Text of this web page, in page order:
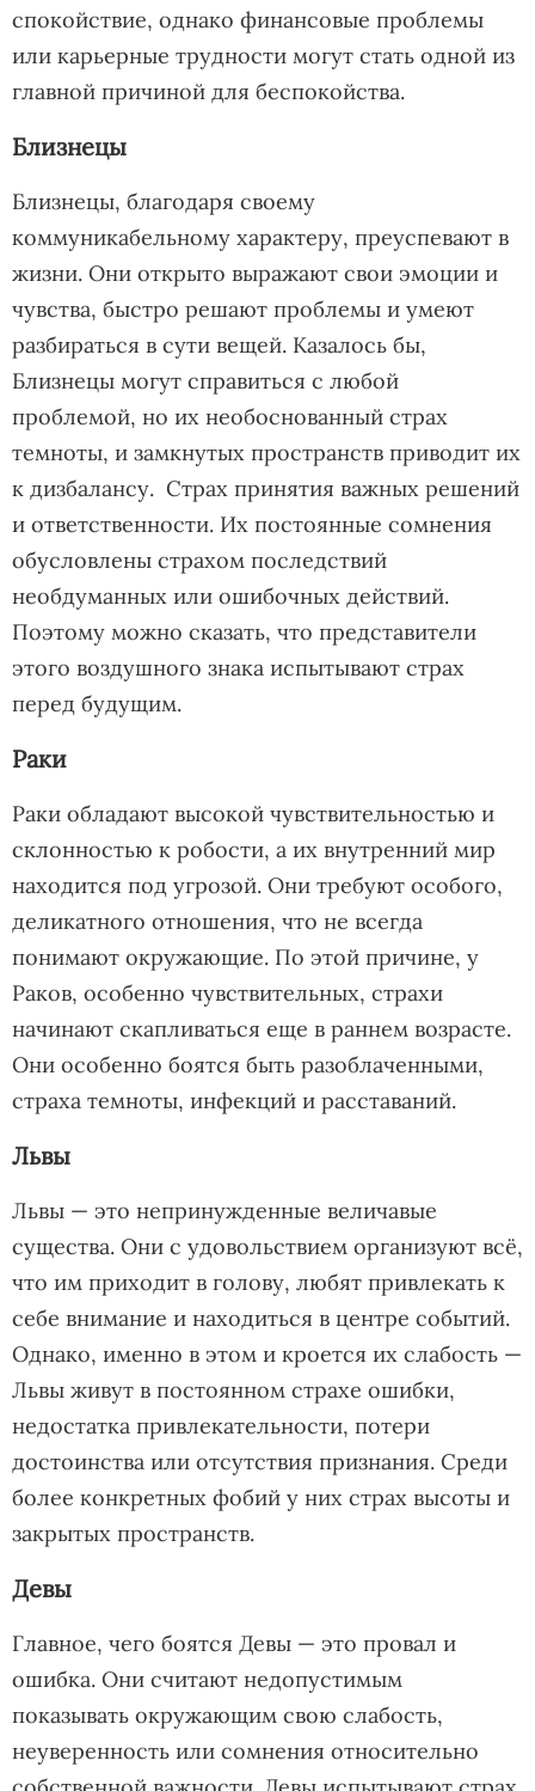
спокойствие, однако финансовые проблемы
или карьерные трудности могут стать одной из
главной причиной для беспокойства.
Близнецы
Близнецы, благодаря своему
коммуникабельному характеру, преуспевают в
жизни. Они открыто выражают свои эмоции и
чувства, быстро решают проблемы и умеют
разбираться в сути вещей. Казалось бы,
Близнецы могут справиться с любой
проблемой, но их необоснованный страх
темноты, и замкнутых пространств приводит их
к дизбалансу. Страх принятия важных решений
и ответственности. Их постоянные сомнения
обусловлены страхом последствий
необдуманных или ошибочных действий.
Поэтому можно сказать, что представители
этого воздушного знака испытывают страх
перед будущим.
Раки
Раки обладают высокой чувствительностью и
склонностью к робости, а их внутренний мир
находится под угрозой. Они требуют особого,
деликатного отношения, что не всегда
понимают окружающие. По этой причине, у
Раков, особенно чувствительных, страхи
начинают скапливаться еще в раннем возрасте.
Они особенно боятся быть разоблаченными,
страха темноты, инфекций и расставаний.
Львы
Львы — это непринужденные величавые
существа. Они с удовольствием организуют всё,
что им приходит в голову, любят привлекать к
себе внимание и находиться в центре событий.
Однако, именно в этом и кроется их слабость —
Львы живут в постоянном страхе ошибки,
недостатка привлекательности, потери
достоинства или отсутствия признания. Среди
более конкретных фобий у них страх высоты и
закрытых пространств.
Девы
Главное, чего боятся Девы — это провал и
ошибка. Они считают недопустимым
показывать окружающим свою слабость,
неуверенность или сомнения относительно